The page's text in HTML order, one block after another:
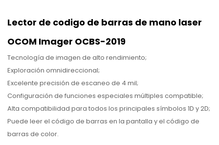
Lector de codigo de barras de mano laser
OCOM Imager OCBS-2019
Tecnología de imagen de alto rendimiento;
Exploración omnidireccional;
Excelente precisión de escaneo de 4 mil;
Configuración de funciones especiales múltiples compatible;
Alta compatibilidad para todos los principales símbolos 1D y 2D;
Puede leer el código de barras en la pantalla y el código de
barras de color.